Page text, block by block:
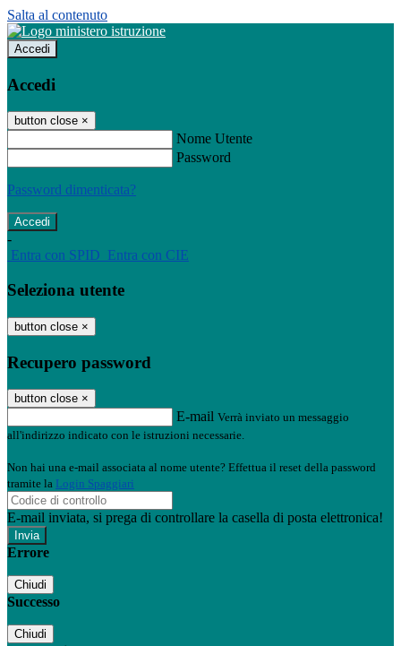
Salta al contenuto
Accedi
Accedi
button close ×
Nome Utente
Password
Password dimenticata?
-
Entra con SPID Entra con CIE
Seleziona utente
button close ×
Recupero password
button close ×
E-mail Verrà inviato un messaggio
all'indirizzo indicato con le istruzioni necessarie.
Non hai una e-mail associata al nome utente? Effettua il reset della password
tramite la Login Spaggiari
E-mail inviata, si prega di controllare la casella di posta elettronica!
Errore
Chiudi
Successo
Chiudi